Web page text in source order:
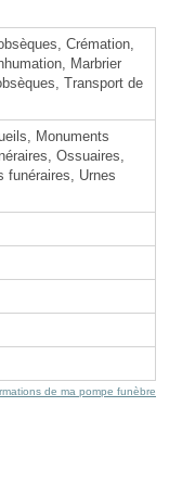
Crémation,
Marbrier
Transport de
Monuments
Ossuaires,
funéraires, Urnes
de ma pompe funèbre